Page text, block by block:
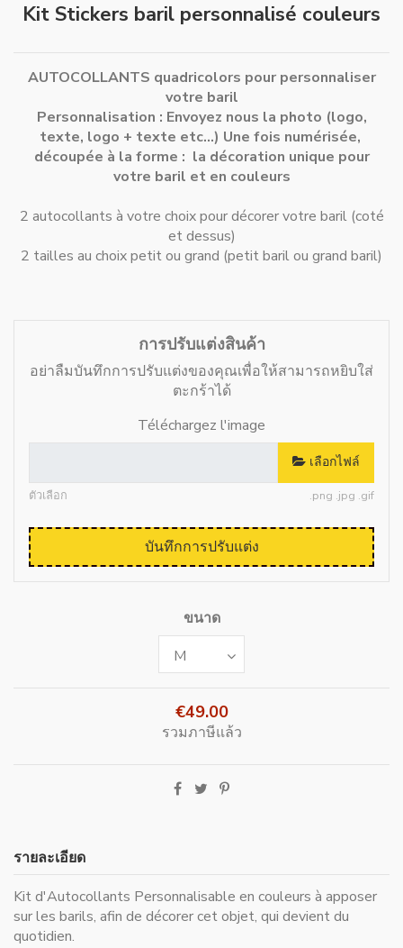
Kit Stickers baril personnalisé couleurs
AUTOCOLLANTS quadricolors pour personnaliser
votre baril
Personnalisation : Envoyez nous la photo (logo,
texte, logo + texte etc...) Une fois numérisée,
découpée à la forme : la décoration unique pour
votre baril et en couleurs
2 autocollants à votre choix pour décorer votre baril (coté
et dessus)
2 tailles au choix petit ou grand (petit baril ou grand baril)
การปรับแต่งสินค้า
อย่าลืมบันทึกการปรับแต่งของคุณเพื่อให้สามารถหยิบใส่
ตะกร้าได้
Téléchargez l'image
เลือกไฟล์
ตัวเลือก .png .jpg .gif
บันทึกการปรับแต่ง
ขนาด
€49.00
รวมภาษีแล้ว
รายละเอียด
Kit d'Autocollants Personnalisable en couleurs à apposer
sur les barils, afin de décorer cet objet, qui devient du
quotidien.